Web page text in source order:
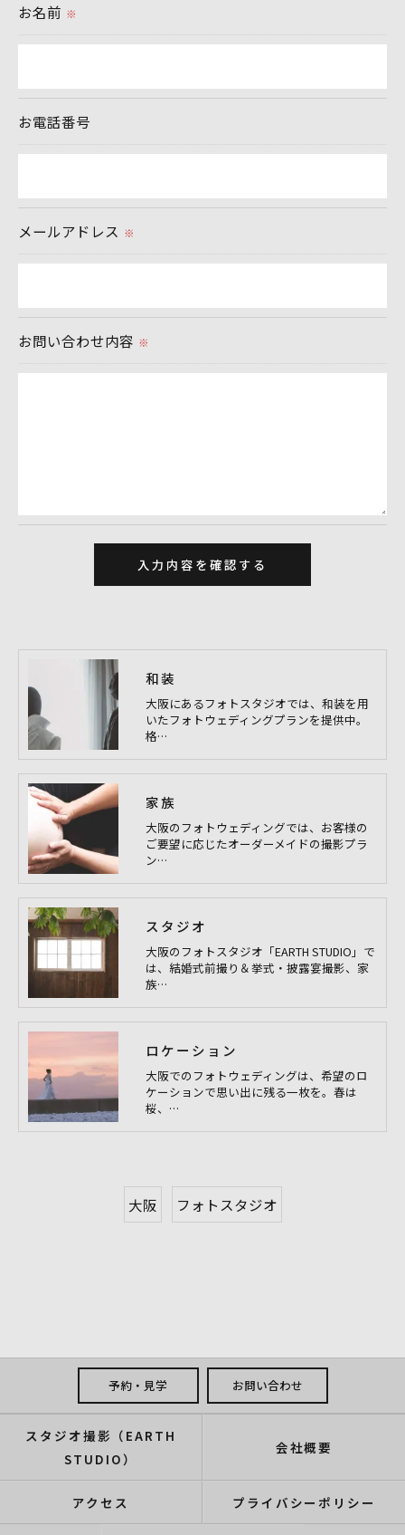
切に安全管理対策を実施します。
必要な情報を頂けない場合は、それに対応した当社
のサービスをご提供できない場合がございますので
予めご了承ください。
＜個人情報の開示･訂正・削除･利用停止の手続につ
いて＞
当社では、お客様の個人情報の開示･訂正･削除・利
ご本人である事を確認のうえ、対応させて頂きま
す。
個人情報の開示･訂正･削除・利用停止の具体的手続
お名前 ※
お電話番号
メールアドレス ※
お問い合わせ内容 ※
和装
大阪にあるフォトスタジオでは、和装を用
いたフォトウェディングプランを提供中。
格…
家族
大阪のフォトウェディングでは、お客様の
ご要望に応じたオーダーメイドの撮影プラ
ン…
スタジオ
大阪のフォトスタジオ「EARTH STUDIO」で
は、結婚式前撮り＆挙式・披露宴撮影、家
族…
ロケーション
大阪でのフォトウェディングは、希望のロ
ケーションで思い出に残る一枚を。春は
桜、…
大阪 フォトスタジオ
予約・見学 お問い合わせ
スタジオ撮影（EARTH
STUDIO）
会社概要
アクセス プライバシーポリシー